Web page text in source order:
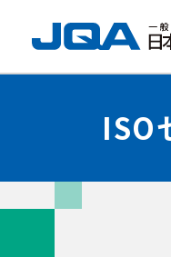
ISO